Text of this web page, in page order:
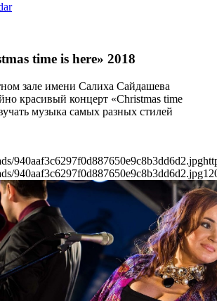
time is here» 2018
зале имени Салиха Сайдашева
красивый концерт «Christmas time
музыка самых разных стилей
940aaf3c6297f0d887650e9c8b3dd6d2.jpg
940aaf3c6297f0d887650e9c8b3dd6d2.jpg